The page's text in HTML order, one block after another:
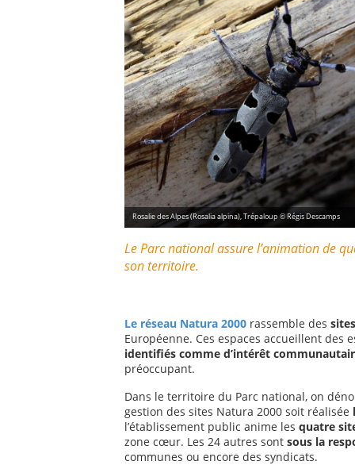
Rosalie des Alpes (Rosalia alpina), Trépaloup © Régis Descamps
Le Parc national assure l’animation de
son territoire.
Le réseau Natura 2000 rassemble des
Européenne. Ces espaces accueillent des
identifiés comme d’intérêt
préoccupant.
Dans le territoire du Parc national, on
gestion des sites Natura 2000 soit réalisée
l’établissement public anime les quatre
zone cœur. Les 24 autres sont sous la
communes ou encore des syndicats.